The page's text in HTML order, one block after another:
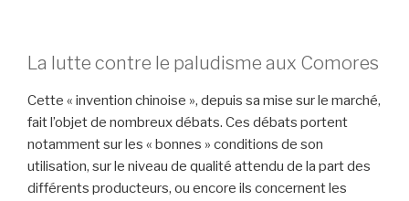
La lutte contre le paludisme aux Comores
Cette « invention chinoise », depuis sa mise sur le marché,
fait l’objet de nombreux débats. Ces débats portent
notamment sur les « bonnes » conditions de son
utilisation, sur le niveau de qualité attendu de la part des
différents producteurs, ou encore ils concernent les